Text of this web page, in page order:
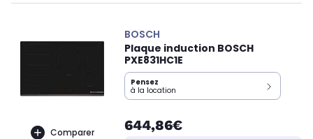
Comparer
BOSCH
Plaque induction BOSCH
PXE831HC1E
Pensez
à la location
644,86€